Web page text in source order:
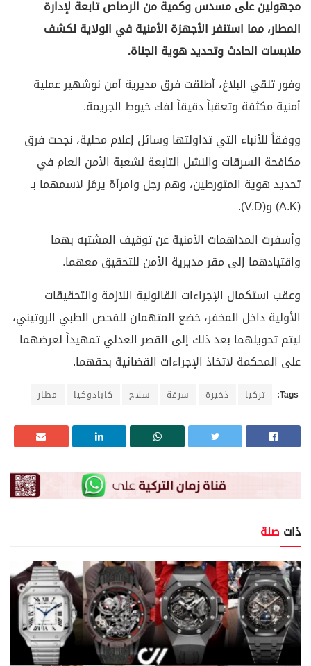
مجهولين على مسدس وكمية من الرصاص تابعة لإدارة
المطار، مما استنفر الأجهزة الأمنية في الولاية لكشف
ملابسات الحادث وتحديد هوية الجناة.
وفور تلقي البلاغ، أطلقت فرق مديرية أمن نوشهير عملية
أمنية مكثفة وتعقباً دقيقاً لفك خيوط الجريمة.
ووفقاً للأنباء التي تداولتها وسائل إعلام محلية، نجحت فرق
مكافحة السرقات والنشل التابعة لشعبة الأمن العام في
تحديد هوية المتورطين، وهم رجل وامرأة يرمَز لاسمهما بـ
(A.K) و(V.D).
وأسفرت المداهمات الأمنية عن توقيف المشتبه بهما
واقتيادهما إلى مقر مديرية الأمن للتحقيق معهما.
وعقب استكمال الإجراءات القانونية اللازمة والتحقيقات
الأولية داخل المخفر، خضع المتهمان للفحص الطبي الروتيني،
ليتم تحويلهما بعد ذلك إلى القصر العدلي تمهيداً لعرضهما
على المحكمة لاتخاذ الإجراءات القضائية بحقهما.
Tags: تركيا ذخيرة سرقة سلاح كابادوكيا مطار
ذات صلة